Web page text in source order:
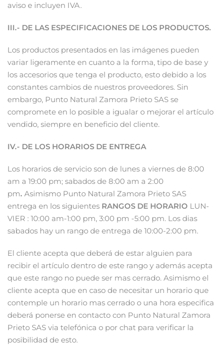
aviso e incluyen IVA.
III.- DE LAS ESPECIFICACIONES DE LOS PRODUCTOS.
Los productos presentados en las imágenes pueden
variar ligeramente en cuanto a la forma, tipo de base y
los accesorios que tenga el producto, esto debido a los
constantes cambios de nuestros proveedores. Sin
embargo, Punto Natural Zamora Prieto SAS se
compromete en lo posible a igualar o mejorar el artículo
vendido, siempre en beneficio del cliente.
IV.- DE LOS HORARIOS DE ENTREGA
Los horarios de servicio son de lunes a viernes de 8:00
am a 19:00 pm; sabados de 8:00 am a 2:00
pm. Asimismo Punto Natural Zamora Prieto SAS
entrega en los siguientes RANGOS DE HORARIO LUN-
VIER : 10:00 am-1:00 pm, 3:00 pm -5:00 pm. Los dias
sabados hay un rango de entrega de 10:00-2:00 pm.
El cliente acepta que deberá de estar alguien para
recibir el artículo dentro de este rango y además acepta
que este rango no puede ser mas cerrado. Asimismo el
cliente acepta que en caso de necesitar un horario que
contemple un horario mas cerrado o una hora especifica
deberá ponerse en contacto con Punto Natural Zamora
Prieto SAS via telefónica o por chat para verificar la
posibilidad de esto.